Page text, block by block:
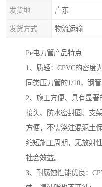
发货地 广东
发货方式 物流运输
Pe电力管产品特点
1、质轻：CPVC的密度
同类压力管的1/10，钢
2、施工方便、具有显著
接头、防水密封圈、支
方便，不需浇注混泥土
缩短施工周期，无放射
社会效益。
3、耐腐蚀性能优良：